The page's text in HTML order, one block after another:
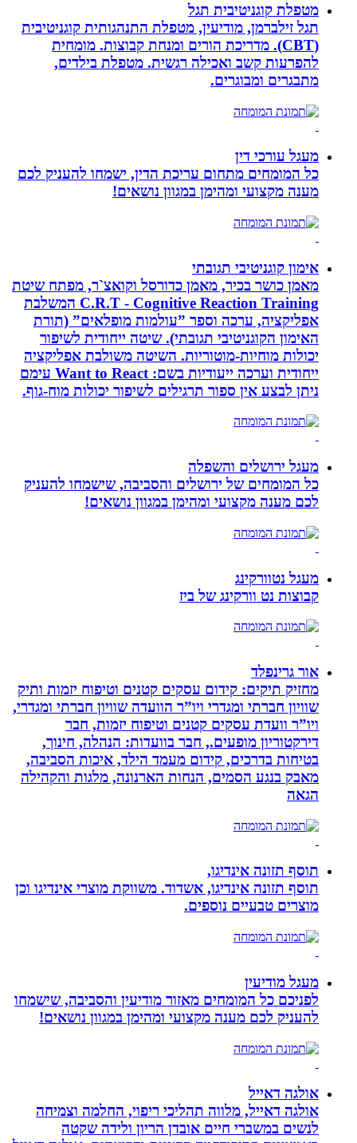
מטפלת קוגניטיבית תגל
תגל זילברמן, מודיעין, מטפלת התנהגותית קוגניטיבית
(CBT). מדריכת הורים ומנחת קבוצות. מומחית
להפרעות קשב ואכילה רגשית. מטפלת בילדים,
מתבגרים ומבוגרים.
מעגל עורכי דין
כל המומחים מתחום עריכת הדין, ישמחו להעניק לכם
מענה מקצועי ומהימן במגוון נושאים!
אימון קוגניטיבי תגובתי
מאמן כושר בכיר, מאמן כדורסל וקואצ`ר, מפתח שיטת
C.R.T - Cognitive Reaction Training המשלבת
אפליקציה, ערכה וספר ”עולמות מופלאים” (תורת
האימון הקוגניטיבי תגובתי). שיטה ייחודית לשיפור
יכולות מוחיות-מוטוריות. השיטה משולבת אפליקציה
ייחודית וערכה ייעודיות בשם: Want to React עימם
ניתן לבצע אין ספור תרגילים לשיפור יכולות מוח-גוף.
מעגל ירושלים והשפלה
כל המומחים של ירושלים והסביבה, שישמחו להעניק
לכם מענה מקצועי ומהימן במגוון נושאים!
מעגל נטוורקינג
קבוצות נט וורקינג של ביז
אור גרינפלד
מחזיק תיקים: קידום עסקים קטנים וטיפוח יזמות ותיק
שוויון חברתי ומגדרי ויו”ר הוועדה שוויון חברתי ומגדרי,
ויו”ר וועדת עסקים קטנים וטיפוח יזמות, חבר
דירקטוריון מופעים., חבר בוועדות: הנהלה, חינוך,
בטיחות בדרכים, קידום מעמד הילד, איכות הסביבה,
מאבק בנגע הסמים, הנחות הארנונה, מלגות והקהילה
הגאה
תוסף תזונה אינדיגו,
תוסף תזונה אינדיגו, אשדוד. משווקת מוצרי אינדיגו וכן
מוצרים טבעיים נוספים.
מעגל מודיעין
לפניכם כל המומחים מאזור מודיעין והסביבה, שישמחו
להעניק לכם מענה מקצועי ומהימן במגוון נושאים!
אולגה דאייל
אולגה דאייל, מלווה תהליכי ריפוי, החלמה וצמיחה
לנשים במשברי חיים אובדן הריון ולידה שקטה